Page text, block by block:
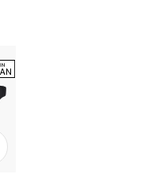
代表系列。